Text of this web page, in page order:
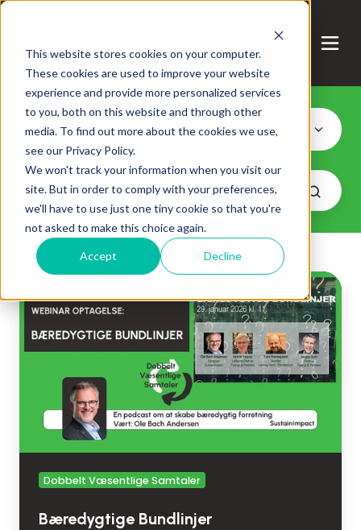
This website stores cookies on your computer.
These cookies are used to improve your website
experience and provide more personalized services
to you, both on this website and through other
media. To find out more about the cookies we use,
see our Privacy Policy.
We won't track your information when you visit our
site. But in order to comply with your preferences,
we'll have to use just one tiny cookie so that you're
not asked to make this choice again.
Accept Decline
Bestyrelse
Bæredygtige
Bundlinjer
Dobbelt Væsentlige Samtaler
Bæredygtige Bundlinjer